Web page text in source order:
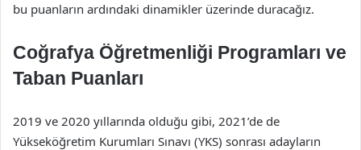
bu puanların ardındaki dinamikler üzerinde duracağız.
Coğrafya Öğretmenliği Programları ve
Taban Puanları
2019 ve 2020 yıllarında olduğu gibi, 2021’de de
Yükseköğretim Kurumları Sınavı (YKS) sonrası adayların